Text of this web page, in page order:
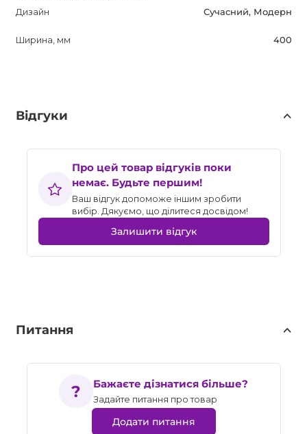
Дизайн Сучасний, Модерн
Ширина, мм 400
Відгуки
Про цей товар відгуків поки
немає. Будьте першим!
Ваш відгук допоможе іншим зробити
вибір. Дякуємо, що ділитеся досвідом!
Залишити відгук
Питання
Бажаєте дізнатися більше?
Задайте питання про товар
Додати питання